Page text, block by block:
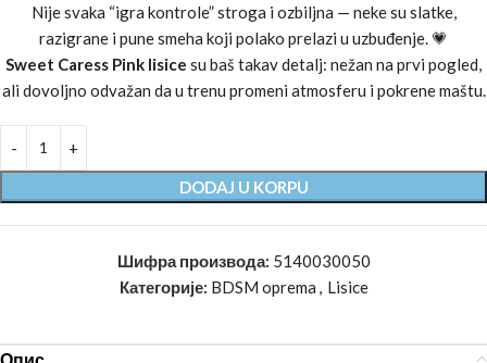
Nije svaka “igra kontrole” stroga i ozbiljna — neke su slatke,
razigrane i pune smeha koji polako prelazi u uzbuđenje. 💗
Sweet Caress Pink lisice su baš takav detalj: nežan na prvi pogled,
ali dovoljno odvažan da u trenu promeni atmosferu i pokrene maštu.
DODAJ U KORPU
Шифра производа: 5140030050
Категорије: BDSM oprema , Lisice